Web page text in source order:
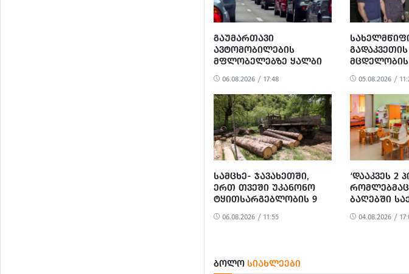
ᲒᲐᲣᲛᲐᲠᲗᲐᲕᲘ
ᲐᲕᲢᲝᲛᲝᲑᲘᲚᲔᲑᲘᲡ
ᲛᲤᲚᲝᲑᲔᲚᲔᲑᲖᲔ ᲧᲐᲚᲑᲘ
ᲪᲜᲝᲑᲔᲑᲘᲡ ᲒᲐᲪᲔᲛᲘᲡᲗᲕᲘᲡ
3 ᲞᲘᲠᲘ ᲓᲐᲐᲙᲐᲕᲔᲡ
06.08.2026 / 17:48
ᲡᲐᲛᲪᲮᲔ- ᲯᲐᲕᲐᲮᲔᲗᲨᲘ,
ᲔᲠᲗ ᲗᲕᲔᲨᲘ ᲣᲙᲐᲜᲝᲜᲝ
ᲢᲧᲘᲗᲡᲐᲠᲒᲔᲑᲚᲝᲑᲘᲡ 9
ᲤᲐᲥᲢᲘ ᲒᲐᲛᲝᲕᲚᲘᲜᲓᲐ
06.08.2026 / 11:55
ᲒᲐᲓᲐᲙᲕᲔᲗᲘᲡ
ᲡᲐᲛᲘ
ᲓᲐᲐᲙᲐᲕᲔᲡ.
05.08.2026 /
‘ᲓᲐᲐᲙᲕᲔᲡ 2
ᲠᲝᲛᲚᲔᲑᲛᲐᲪ
ᲑᲐᲦᲔᲑᲨᲘ
ᲮᲝᲠᲪᲘᲡ
ᲛᲝᲢᲧᲣᲔᲑᲘᲗ,
04.08.2026 /
ᲑᲝᲚᲝ ᲡᲘᲐᲮᲚᲔᲔᲑᲘ